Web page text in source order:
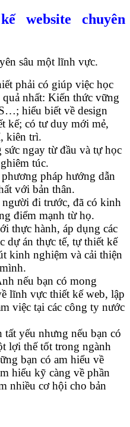
website chuyên
sâu một lĩnh vực.
phải có giúp việc học
nhất: Kiến thức vững
hiểu biết về design
kế; có tư duy mới mẻ,
kiên trì.
ngay từ đầu và tự học
túc.
pháp hướng dẫn
với bản thân.
đi trước, đã có kinh
điểm mạnh từ họ.
thực hành, áp dụng các
dự án thực tế, tự thiết kế
kinh nghiệm và cải thiện
nếu bạn có mong
lĩnh vực thiết kế web, lập
việc tại các công ty nước
yếu nhưng nếu bạn có
lợi thế tốt trong ngành
bạn có am hiểu về
hiểu kỹ càng về phần
nhiều cơ hội cho bản